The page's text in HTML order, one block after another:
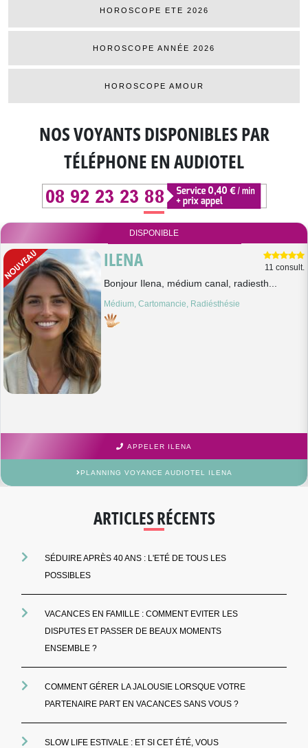
HOROSCOPE ETE 2026
HOROSCOPE ANNÉE 2026
HOROSCOPE AMOUR
NOS VOYANTS DISPONIBLESPAR
TÉLÉPHONE EN AUDIOTEL
DISPONIBLE
ILENA 11 consult.
Bonjour Ilena, médium canal, radiesth...
Médium, Cartomancie, Radiésthésie
APPELER ILENA
PLANNING VOYANCE AUDIOTEL ILENA
ARTICLES RÉCENTS
SÉDUIRE APRÈS 40 ANS : L'ETÉ DE TOUS LES
POSSIBLES
VACANCES EN FAMILLE : COMMENT EVITER LES
DISPUTES ET PASSER DE BEAUX MOMENTS
ENSEMBLE ?
COMMENT GÉRER LA JALOUSIE LORSQUE VOTRE
PARTENAIRE PART EN VACANCES SANS VOUS ?
SLOW LIFE ESTIVALE : ET SI CET ÉTÉ, VOUS